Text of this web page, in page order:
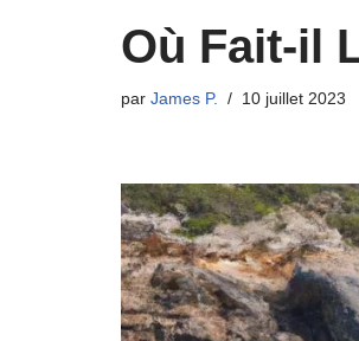
Où Fait-il
par James P. 10 juillet 2023